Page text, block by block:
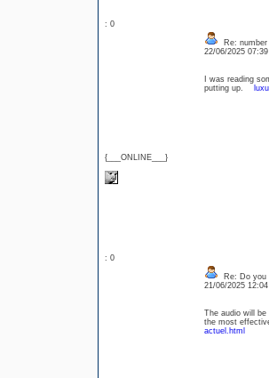
: 0
{___ONLINE___}
Re: number
22/06/2025
I was reading
putting up.
: 0
Re: Do you
21/06/2025
The audio will
the most
actuel.html